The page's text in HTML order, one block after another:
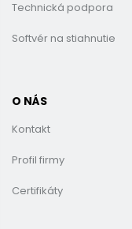
Technická podpora
Softvér na stiahnutie
O NÁS
Kontakt
Profil firmy
Certifikáty